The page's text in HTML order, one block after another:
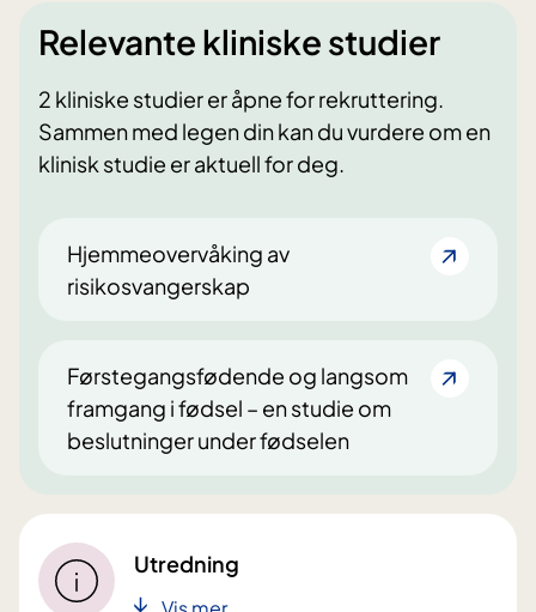
Relevante kliniske studier
2 kliniske studier er åpne for rekruttering.
Sammen med legen din kan du vurdere om en
klinisk studie er aktuell for deg.
Hjemmeovervåking av
risikosvangerskap
Førstegangsfødende og langsom
framgang i fødsel – en studie om
beslutninger under fødselen
Utredning